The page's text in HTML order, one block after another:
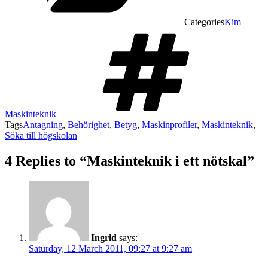
CategoriesKim
Maskinteknik
TagsAntagning, Behörighet, Betyg, Maskinprofiler, Maskinteknik,
Söka till högskolan
4 Replies to “Maskinteknik i ett nötskal”
Ingrid says:
Saturday, 12 March 2011, 09:27 at 9:27 am